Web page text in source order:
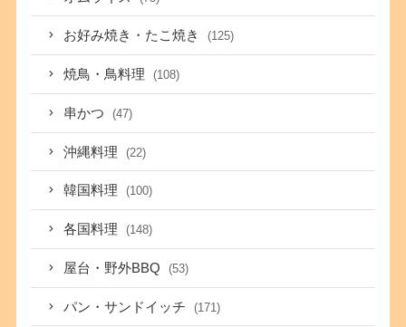
お好み焼き・たこ焼き (125)
焼鳥・鳥料理 (108)
串かつ (47)
沖縄料理 (22)
韓国料理 (100)
各国料理 (148)
屋台・野外BBQ (53)
パン・サンドイッチ (171)